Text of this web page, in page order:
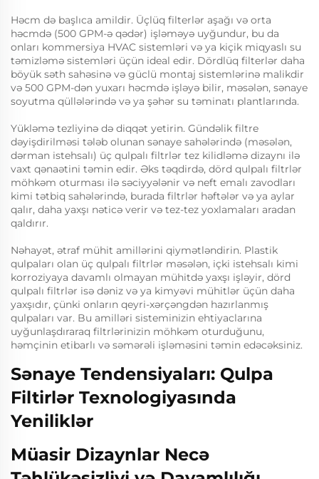
Həcm də başlıca amildir. Üçlüq filterlər aşağı və orta
həcmdə (500 GPM-ə qədər) işləməyə uyğundur, bu da
onları kommersiya HVAC sistemləri və ya kiçik miqyaslı su
təmizləmə sistemləri üçün ideal edir. Dördlüq filterlər daha
böyük səth sahəsinə və güclü montaj sistemlərinə malikdir
və 500 GPM-dən yuxarı həcmdə işləyə bilir, məsələn, sənaye
soyutma qüllələrində və ya şəhər su təminatı plantlarında.
Yükləmə tezliyinə də diqqət yetirin. Gündəlik filtre
dəyişdirilməsi tələb olunan sənaye sahələrində (məsələn,
dərman istehsalı) üç qulpalı filtrlər tez kilidləmə dizaynı ilə
vaxt qənaətini təmin edir. Əks təqdirdə, dörd qulpalı filtrlər
möhkəm oturması ilə səciyyələnir və neft emalı zavodları
kimi tətbiq sahələrində, burada filtrlər həftələr və ya aylar
qalır, daha yaxşı nəticə verir və tez-tez yoxlamaları aradan
qaldırır.
Nəhayət, ətraf mühit amillərini qiymətləndirin. Plastik
qulpaları olan üç qulpalı filtrlər məsələn, içki istehsalı kimi
korroziyaya davamlı olmayan mühitdə yaxşı işləyir, dörd
qulpalı filtrlər isə dəniz və ya kimyəvi mühitlər üçün daha
yaxşıdır, çünki onların qeyri-xərçəngdən hazırlanmış
qulpaları var. Bu amilləri sisteminizin ehtiyaclarına
uyğunlaşdıraraq filtrlərinizin möhkəm oturduğunu,
həmçinin etibarlı və səmərəli işləməsini təmin edəcəksiniz.
Sənaye Tendensiyaları: Qulpa
Filtirlər Texnologiyasında
Yeniliklər
Müasir Dizaynlar Necə